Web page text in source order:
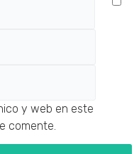
y web en este
comente.